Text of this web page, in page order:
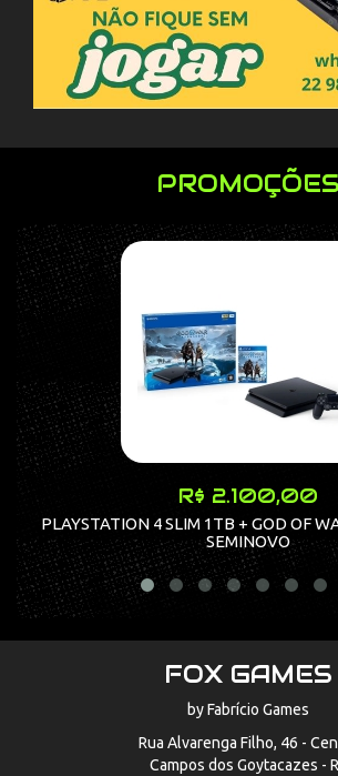
PROMOÇÕES
R$ 2.100,00
PLAYSTATION 4 SLIM 1TB + GOD OF
SEMINOVO
FOX GAMES
by Fabrício Games
Rua Alvarenga Filho, 46 -
Campos dos Goytacazes -